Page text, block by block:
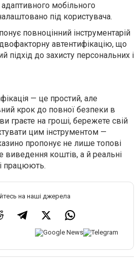
мобільного
під користувача.
повноцінний інструментарій
автентифікацію, що
підхід до захисту персональних і
— це простий, але
крок до повної безпеки в
граєте на гроші, бережете свій
цим інструментом —
пропонує не лише топові
виведення коштів, а й реальні
працюють.
на наші джерела